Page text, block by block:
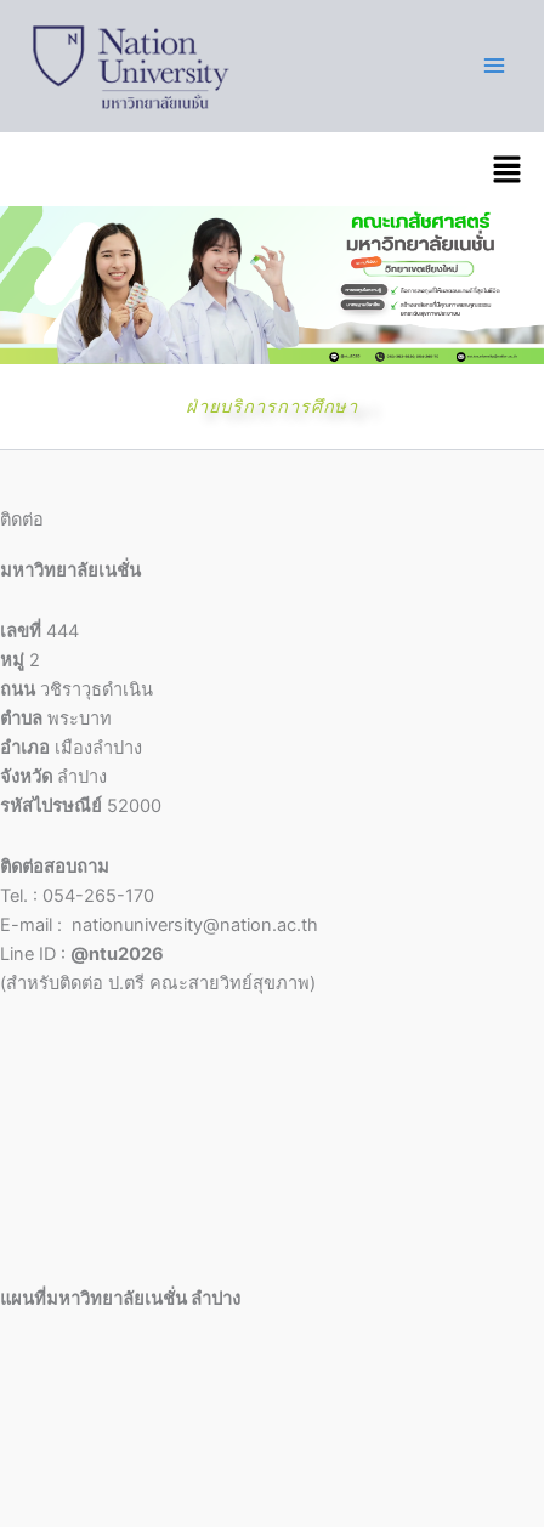
content
เมนู
ฝ่ายบริการการศึกษา
ติดต่อ
มหาวิทยาลัยเนชั่น
เลขที่ 444
หมู่ 2
ถนน วชิราวุธดำเนิน
ตำบล พระบาท
อำเภอ เมืองลำปาง
จังหวัด ลำปาง
รหัสไปรษณีย์ 52000
ติดต่อสอบถาม
Tel. : 054-265-170
E-mail : nationuniversity@nation.ac.th
Line ID : @ntu2026
(สำหรับติดต่อ ป.ตรี คณะสายวิทย์สุขภาพ)
แผนที่มหาวิทยาลัยเนชั่น ลำปาง